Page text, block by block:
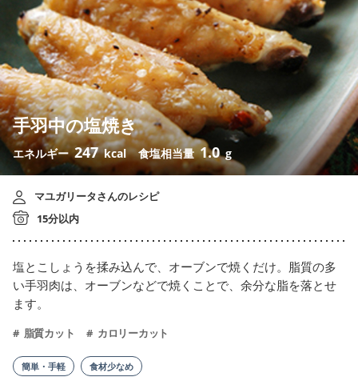
手羽中の塩焼き
エネルギー247 kcal 食塩相当量1.0 g
マユガリータさんのレシピ
15分以内
塩とこしょうを揉み込んで、オーブンで焼くだけ。脂質の多
い手羽肉は、オーブンなどで焼くことで、余分な脂を落とせ
ます。
脂質カット カロリーカット
簡単・手軽 食材少なめ